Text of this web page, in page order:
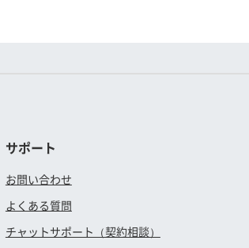
サポート
お問い合わせ
よくある質問
チャットサポート（契約相談）